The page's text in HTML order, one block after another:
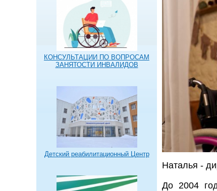
КОНСУЛЬТАЦИИ ПО ВОПРОСАМ
ЗАНЯТОСТИ ИНВАЛИДОВ
Детский реабилитационный Центр
Наталья -
До 2004